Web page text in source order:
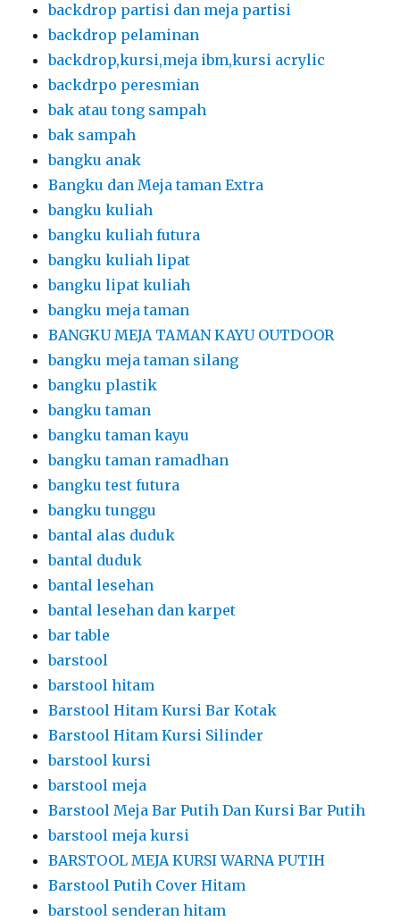
backdrop partisi dan meja partisi
backdrop pelaminan
backdrop,kursi,meja ibm,kursi acrylic
backdrpo peresmian
bak atau tong sampah
bak sampah
bangku anak
Bangku dan Meja taman Extra
bangku kuliah
bangku kuliah futura
bangku kuliah lipat
bangku lipat kuliah
bangku meja taman
BANGKU MEJA TAMAN KAYU OUTDOOR
bangku meja taman silang
bangku plastik
bangku taman
bangku taman kayu
bangku taman ramadhan
bangku test futura
bangku tunggu
bantal alas duduk
bantal duduk
bantal lesehan
bantal lesehan dan karpet
bar table
barstool
barstool hitam
Barstool Hitam Kursi Bar Kotak
Barstool Hitam Kursi Silinder
barstool kursi
barstool meja
Barstool Meja Bar Putih Dan Kursi Bar Putih
barstool meja kursi
BARSTOOL MEJA KURSI WARNA PUTIH
Barstool Putih Cover Hitam
barstool senderan hitam